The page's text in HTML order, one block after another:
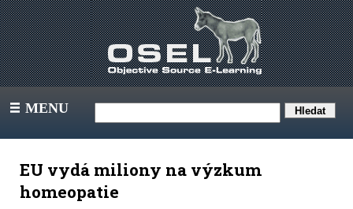
III MENU
EU vydá miliony na výzkum
homeopatie